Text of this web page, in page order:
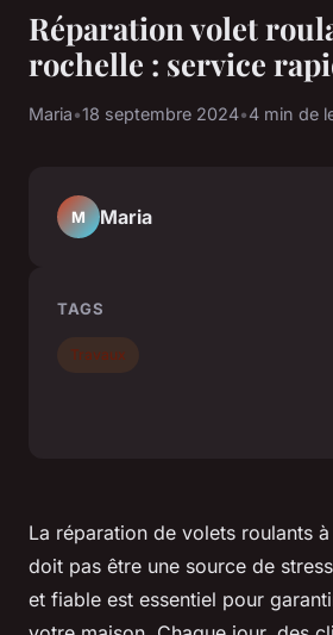
Réparation volet
rochelle : service
Maria•18 septembre 2024•4 min de
La réparation de volets roulants
doit pas être une source de
et fiable est essentiel pour
M Maria
TAGS
Travaux